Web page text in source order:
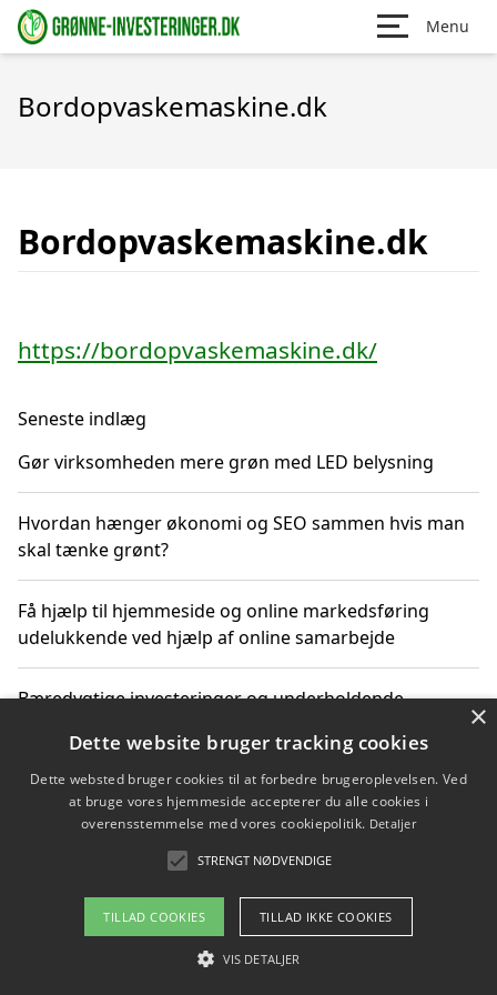
Menu
Bordopvaskemaskine.dk
Bordopvaskemaskine.dk
https://bordopvaskemaskine.dk/
Seneste indlæg
Gør virksomheden mere grøn med LED belysning
Hvordan hænger økonomi og SEO sammen hvis man
skal tænke grønt?
Få hjælp til hjemmeside og online markedsføring
udelukkende ved hjælp af online samarbejde
Bæredygtige investeringer og underholdende
Sådan kan online møder for virksomheder fremme
grønne investeringer
Copyright 2026 - Pilanto Aps
Om / kontakt
×
Dette website bruger tracking cookies
Dette websted bruger cookies til at forbedre brugeroplevelsen. Ved
at bruge vores hjemmeside accepterer du alle cookies i
overensstemmelse med vores cookiepolitik. Detaljer
STRENGT NØDVENDIGE
TILLAD COOKIES TILLAD IKKE COOKIES
VIS DETALJER